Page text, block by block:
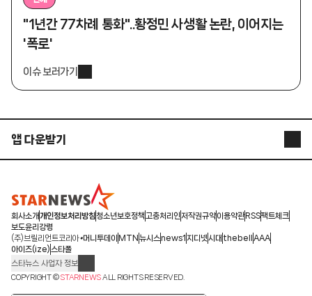
"1년간 77차례 통화"..황정민 사생활 논란, 이어지는
'폭로'
이슈 보러가기
앱 다운받기
STARPOLL
회사소개 개인정보처리방침청소년보호정책 고충처리인저작권규약이용약관 RSS팩트체크
보도윤리강령
(주)브릴리언트코리아 머니투데이 MTN 뉴시스news1 지디넷시대 thebell AAA
아이즈(ize) 스타폴
스타뉴스 사업자 정보
주소: 서울시 종로구 청계천로 11(서린동, 청계한국빌딩)
COPYRIGHT ©STARNEWSALL RIGHTS RESERVED.